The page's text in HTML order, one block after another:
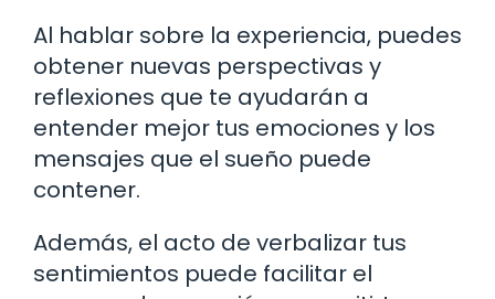
Al hablar sobre la experiencia, puedes
obtener nuevas perspectivas y
reflexiones que te ayudarán a
entender mejor tus emociones y los
mensajes que el sueño puede
contener.
Además, el acto de verbalizar tus
sentimientos puede facilitar el